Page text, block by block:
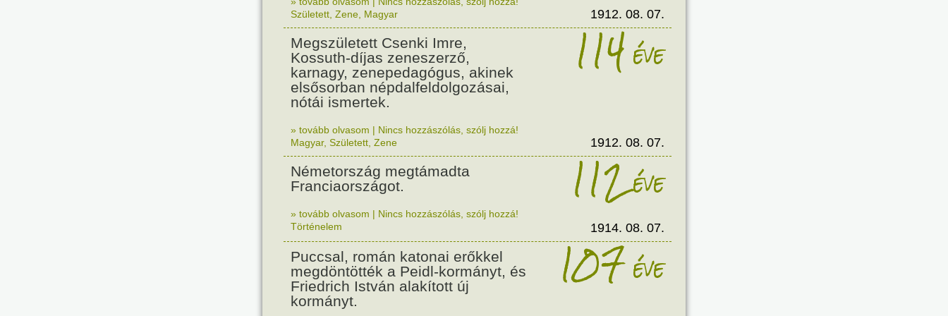
Született Zene Magyar 1912. 08. 07.
Megszületett Csenki Imre,
Kossuth-díjas zeneszerző,
karnagy, zenepedagógus, akinek
elsősorban népdalfeldolgozásai,
nótái ismertek.
114éve
» tovább olvasom | Nincs hozzászólás, szólj hozzá!
Magyar, Született Zene 1912. 08. 07.
Németország megtámadta
Franciaországot.
112éve
» tovább olvasom | Nincs hozzászólás, szólj hozzá!
Történelem
1914. 08. 07.
Puccsal, román katonai erőkkel
megdöntötték a Peidl-kormányt, és
Friedrich István alakított új
kormányt.
107éve